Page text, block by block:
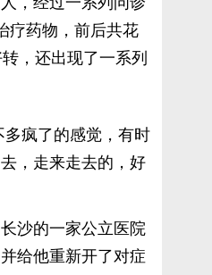
疗药物，前后共花
，还出现了一系列
疯了的感觉，有时
，走来走去的，好
沙的一家公立医院
给他重新开了对症